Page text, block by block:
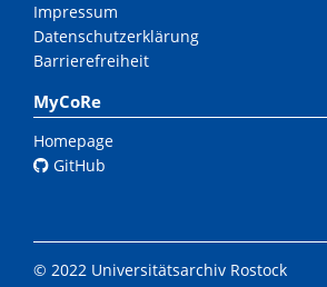
Impressum
Datenschutzerklärung
Barrierefreiheit
MyCoRe
Homepage
GitHub
© 2022 Universitätsarchiv Rostock